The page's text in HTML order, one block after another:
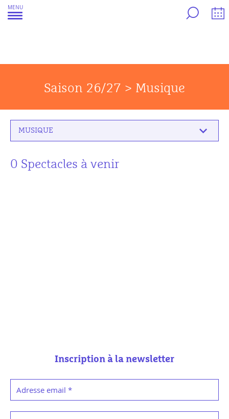
MENU
Aller
au
Saison 26/27 > Musique
MUSIQUE
0 Spectacles à venir
Inscription à la newsletter
Adresse email *